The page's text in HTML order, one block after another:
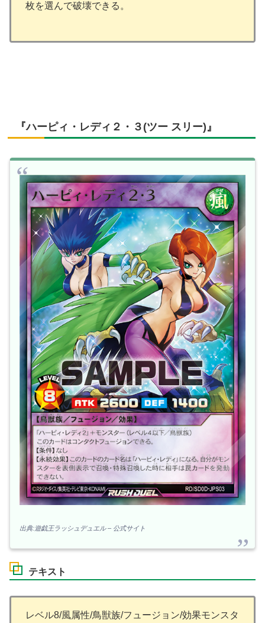
枚を選んで破壊できる。
『ハーピィ・レディ２・３(ツー スリー)』
出典:遊戯王ラッシュデュエル – 公式サイト
テキスト
レベル8/風属性/鳥獣族/フュージョン/効果モンスタ